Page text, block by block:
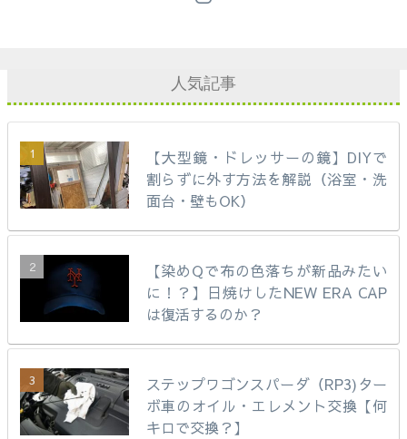
人気記事
【大型鏡・ドレッサーの鏡】DIYで
割らずに外す方法を解説（浴室・洗
面台・壁もOK）
【染めQで布の色落ちが新品みたい
に！？】日焼けしたNEW ERA CAP
は復活するのか？
ステップワゴンスパーダ（RP3)ター
ボ車のオイル・エレメント交換【何
キロで交換？】